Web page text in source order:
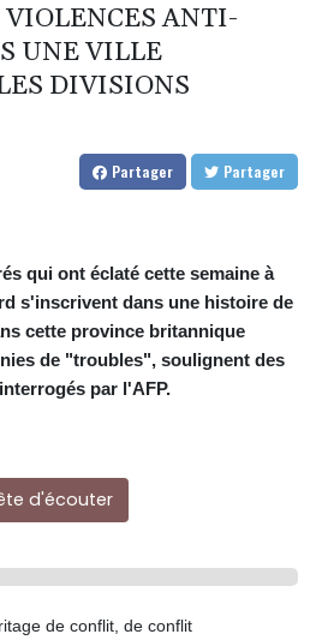
VIOLENCES ANTI-
UNE VILLE
DIVISIONS
Partager Partager
qui ont éclaté cette semaine à
s'inscrivent dans une histoire de
cette province britannique
de "troubles", soulignent des
par l'AFP.
d'écouter
de conflit, de conflit